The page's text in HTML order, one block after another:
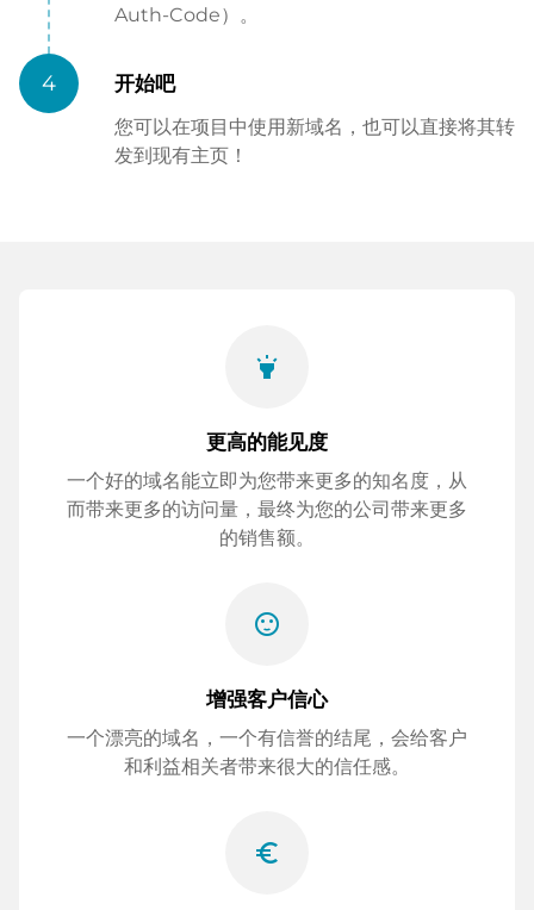
Auth-Code）。
4 开始吧
您可以在项目中使用新域名，也可以直接将其转
发到现有主页！
highlight
更高的能见度
一个好的域名能立即为您带来更多的知名度，从
而带来更多的访问量，最终为您的公司带来更多
的销售额。
sentiment_satisfied
增强客户信心
一个漂亮的域名，一个有信誉的结尾，会给客户
和利益相关者带来很大的信任感。
euro_symbol